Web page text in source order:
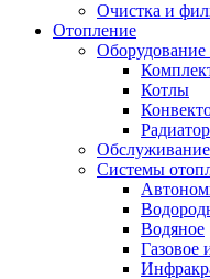
Очистка и
Отопление
Котлы
Системы
Водяное
Газовое